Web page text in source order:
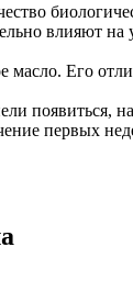
влияют
Его
появиться,
первых